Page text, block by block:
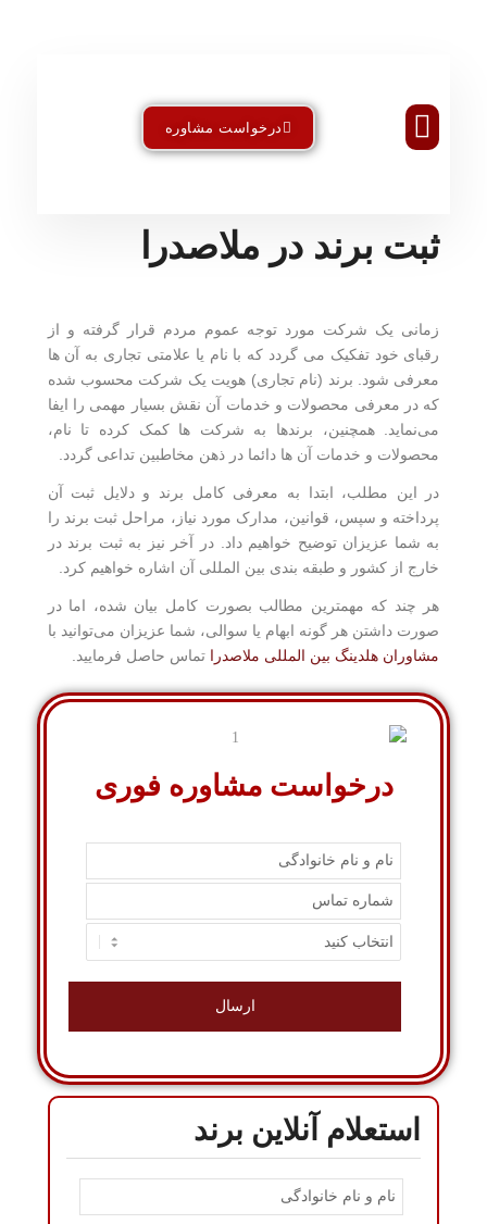
درخواست مشاوره
ثبت برند در ملاصدرا
زمانی یک شرکت مورد توجه عموم مردم قرار گرفته و از
رقبای خود تفکیک می گردد که با نام یا علامتی تجاری به آن ها
معرفی شود. برند (نام تجاری) هویت یک شرکت محسوب شده
که در معرفی محصولات و خدمات آن نقش بسیار مهمی را ایفا
می‌نماید. همچنین، برندها به شرکت ها کمک کرده تا نام،
محصولات و خدمات آن ها دائما در ذهن مخاطبین تداعی گردد.
در این مطلب، ابتدا به معرفی کامل برند و دلایل ثبت آن
پرداخته و سپس، قوانین، مدارک مورد نیاز، مراحل ثبت برند را
به شما عزیزان توضیح خواهیم داد. در آخر نیز به ثبت برند در
خارج از کشور و طبقه بندی بین المللی آن اشاره خواهیم کرد.
هر چند که مهمترین مطالب بصورت کامل بیان شده، اما در
صورت داشتن هر گونه ابهام یا سوالی، شما عزیزان می‌توانید با
مشاوران هلدینگ بین المللی ملاصدرا تماس حاصل فرمایید.
درخواست مشاوره فوری
استعلام آنلاین برند